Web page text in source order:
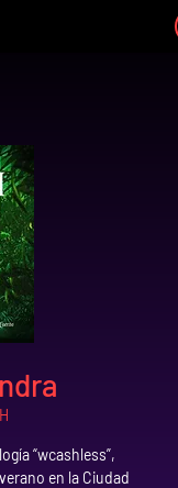
“wcashless”,
en la Ciudad